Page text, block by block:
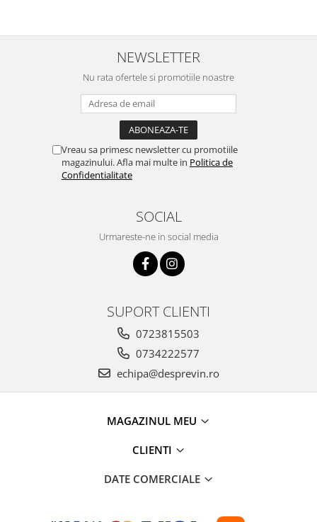
NEWSLETTER
Nu rata ofertele si promotiile noastre
Vreau sa primesc newsletter cu promotiile
magazinului. Afla mai multe in Politica de
Confidentialitate
SOCIAL
Urmareste-ne in social media
SUPORT CLIENTI
0723815503
0734222577
echipa@desprevin.ro
MAGAZINUL MEU
CLIENTI
DATE COMERCIALE